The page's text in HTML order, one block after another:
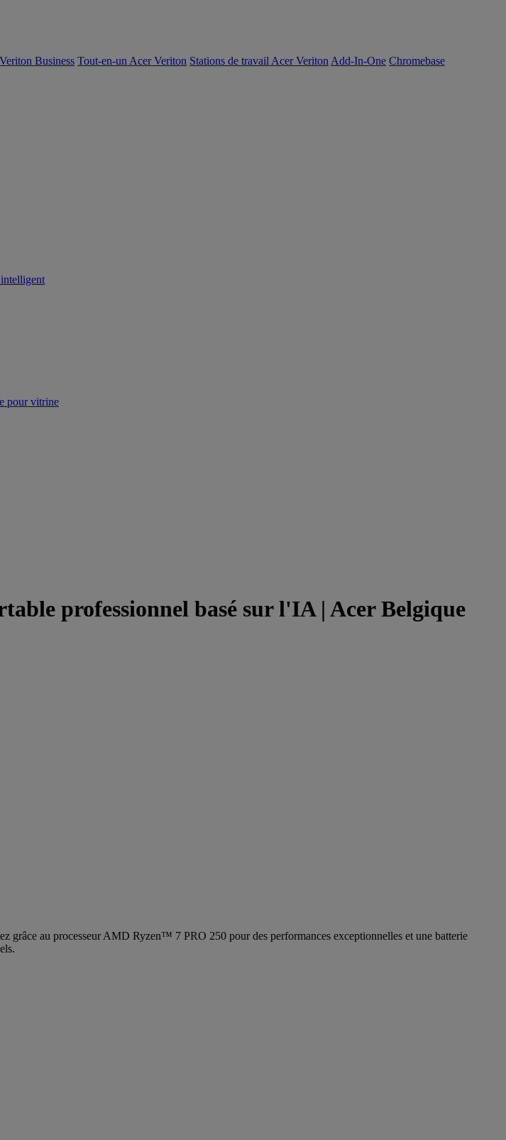
Business Tout-en-un Acer Veriton Stations de travail Acer Veriton Add-In-One Chromebase
pour vitrine
professionnel basé sur l'IA | Acer Belgique
au processeur AMD Ryzen™ 7 PRO 250 pour des performances exceptionnelles et une batterie